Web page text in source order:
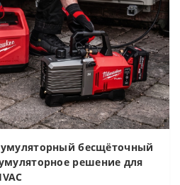
бесщёточный
решение для